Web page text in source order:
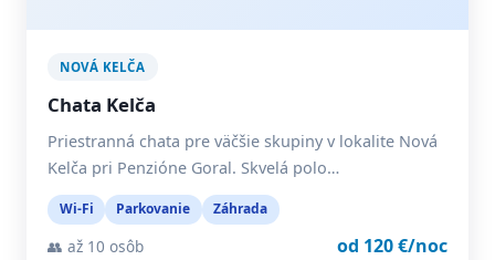
NOVÁ KELČA
Chata Kelča
Priestranná chata pre väčšie skupiny v lokalite Nová
Kelča pri Penzióne Goral. Skvelá polo…
Wi-Fi Parkovanie Záhrada
👥 až 10 osôb od 120 €/noc